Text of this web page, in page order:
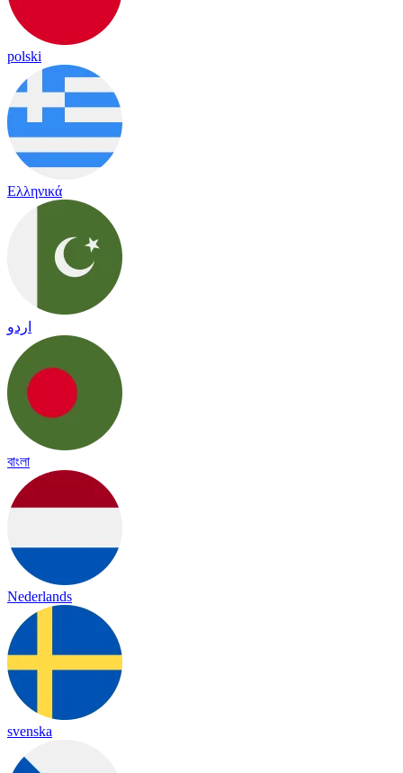
polski
Ελληνικά
اردو
বাংলা
Nederlands
svenska